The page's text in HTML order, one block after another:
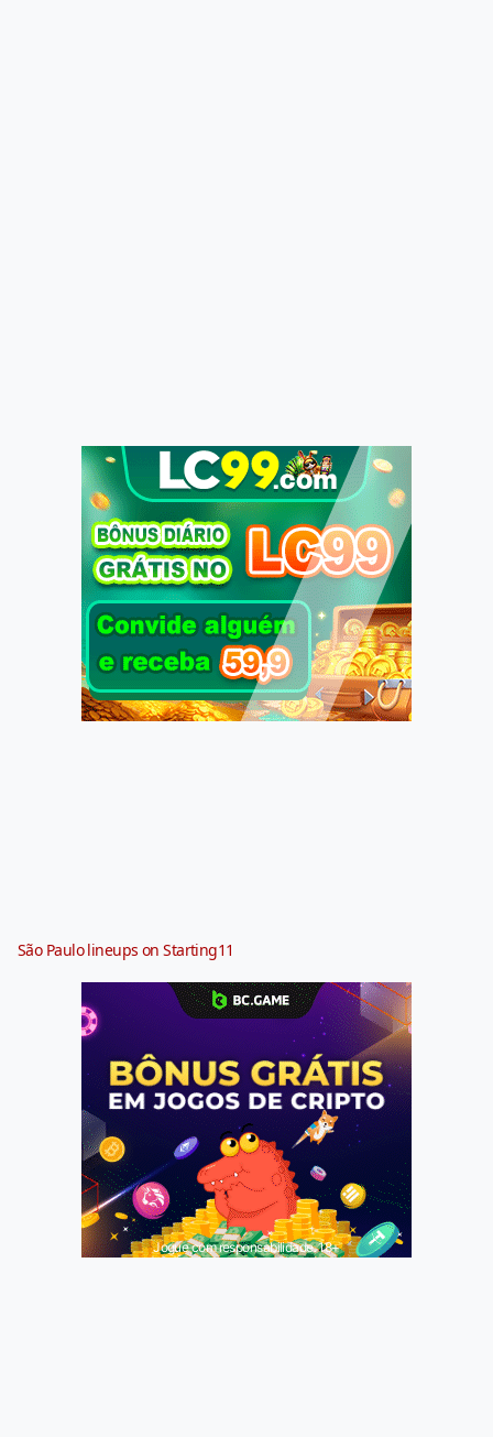
São Paulo lineups on Starting11
Jogue com responsabilidade. 18+